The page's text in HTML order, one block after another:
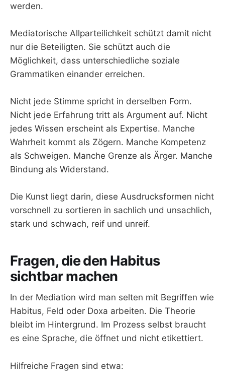
werden.
Mediatorische Allparteilichkeit schützt damit nicht
nur die Beteiligten. Sie schützt auch die
Möglichkeit, dass unterschiedliche soziale
Grammatiken einander erreichen.
Nicht jede Stimme spricht in derselben Form.
Nicht jede Erfahrung tritt als Argument auf. Nicht
jedes Wissen erscheint als Expertise. Manche
Wahrheit kommt als Zögern. Manche Kompetenz
als Schweigen. Manche Grenze als Ärger. Manche
Bindung als Widerstand.
Die Kunst liegt darin, diese Ausdrucksformen nicht
vorschnell zu sortieren in sachlich und unsachlich,
stark und schwach, reif und unreif.
Fragen, die den Habitus
sichtbar machen
In der Mediation wird man selten mit Begriffen wie
Habitus, Feld oder Doxa arbeiten. Die Theorie
bleibt im Hintergrund. Im Prozess selbst braucht
es eine Sprache, die öffnet und nicht etikettiert.
Hilfreiche Fragen sind etwa: